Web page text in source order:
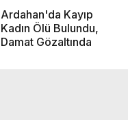
Ardahan'da Kayıp
Kadın Ölü Bulundu,
Damat Gözaltında